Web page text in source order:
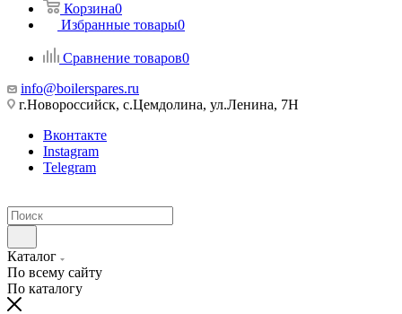
Корзина0
Избранные товары0
Сравнение товаров0
info@boilerspares.ru
г.Новороссийск, с.Цемдолина, ул.Ленина, 7Н
Вконтакте
Instagram
Telegram
Каталог
По всему сайту
По каталогу